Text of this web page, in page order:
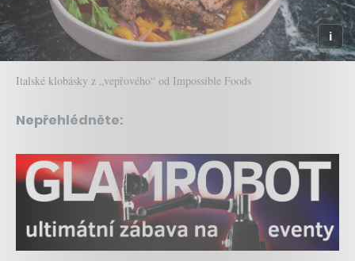
Italské klobásky z „vepřového“ od Impossible Foods
Nepřehlédněte: